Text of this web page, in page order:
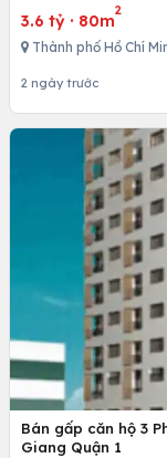
3.6 tỷ · 80m
2
Thành phố Hồ Chí
2 ngày trước
Bán gấp căn hộ 3
Giang Quận 1